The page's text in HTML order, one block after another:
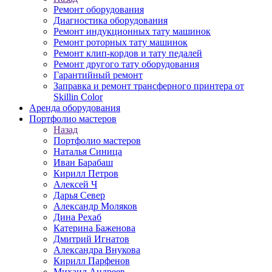
Ремонт оборудования
Диагностика оборудования
Ремонт индукционных тату машинок
Ремонт роторных тату машинок
Ремонт клип-кордов и тату педалей
Ремонт другого тату оборудования
Гарантийный ремонт
Заправка и ремонт трансферного принтера от
Skillin Color
Аренда оборудования
Портфолио мастеров
Назад
Портфолио мастеров
Наталья Синица
Иван Барабаш
Кирилл Петров
Алексей Ч
Дарья Север
Александр Моляков
Дина Рехаб
Катерина Баженова
Дмитрий Игнатов
Александра Внукова
Кирилл Парфенов